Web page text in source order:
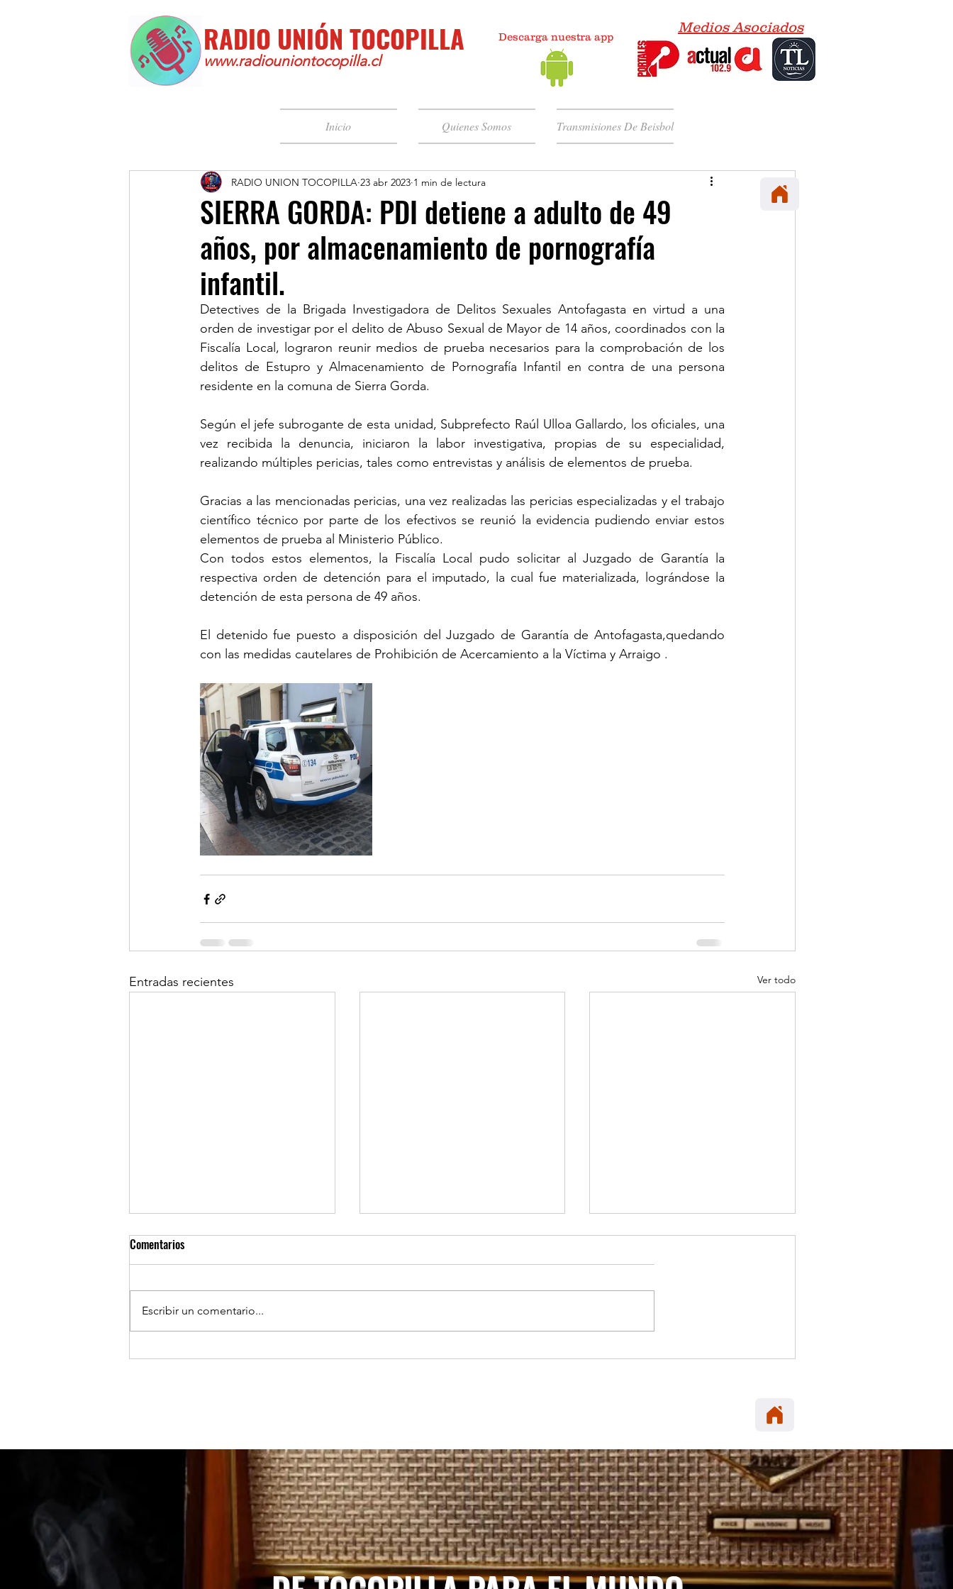
RADIO UNIÓN TOCOPILLA
www.radiouniontocopilla.cl
Descarga nuestra app
Medios Asociados
Inicio Quienes Somos Transmisiones De Beisbol
SIERRA GORDA: PDI detiene a adulto de 49
años, por almacenamiento de pornografía
infantil.
RADIO UNION TOCOPILLA 23 abr 2023 1 min de lectura
Detectives de la Brigada Investigadora de Delitos Sexuales Antofagasta en virtud a una
orden de investigar por el delito de Abuso Sexual de Mayor de 14 años, coordinados con la
Fiscalía Local, lograron reunir medios de prueba necesarios para la comprobación de los
delitos de Estupro y Almacenamiento de Pornografía Infantil en contra de una persona
residente en la comuna de Sierra Gorda.
Según el jefe subrogante de esta unidad, Subprefecto Raúl Ulloa Gallardo, los oficiales, una
vez recibida la denuncia, iniciaron la labor investigativa, propias de su especialidad,
realizando múltiples pericias, tales como entrevistas y análisis de elementos de prueba.
Gracias a las mencionadas pericias, una vez realizadas las pericias especializadas y el trabajo
científico técnico por parte de los efectivos se reunió la evidencia pudiendo enviar estos
elementos de prueba al Ministerio Público.
Con todos estos elementos, la Fiscalía Local pudo solicitar al Juzgado de Garantía la
respectiva orden de detención para el imputado, la cual fue materializada, lográndose la
detención de esta persona de 49 años.
El detenido fue puesto a disposición del Juzgado de Garantía de Antofagasta,quedando
con las medidas cautelares de Prohibición de Acercamiento a la Víctima y Arraigo .
Entradas recientes Ver todo
TOCOPILLA: Huanillo sur ilumina
REGIONAL: Servicios médicos de
MARÍA ELENA: Carabineros
Comentarios
Escribir un comentario...